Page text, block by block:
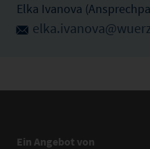
Elka Ivanova
Ein Angebot von